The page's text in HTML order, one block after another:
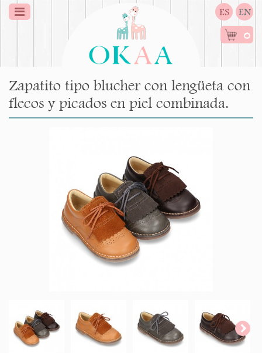
ES EN
0
Zapatito tipo blucher con lengüeta con
flecos y picados en piel combinada.